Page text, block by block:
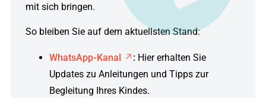
mit sich bringen.
So bleiben Sie auf dem aktuellsten Stand:
WhatsApp-Kanal : Hier erhalten Sie
Updates zu Anleitungen und Tipps zur
Begleitung Ihres Kindes.